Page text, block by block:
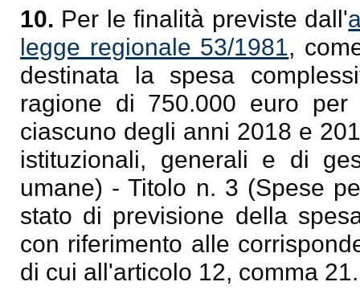
10. Per le finalità previste dall'
legge regionale 53/1981,
destinata la spesa
ragione di 750.000 euro
ciascuno degli anni 2018 e
istituzionali, generali e di
umane) - Titolo n. 3 (Spese
stato di previsione della
con riferimento alle
di cui all'articolo 12, comma 21.